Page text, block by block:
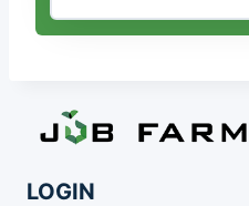
0% COMPLETE
LOGIN